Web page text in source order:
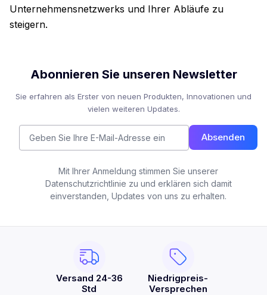
Unternehmensnetzwerks und Ihrer Abläufe zu
steigern.
Abonnieren Sie unseren Newsletter
Sie erfahren als Erster von neuen Produkten, Innovationen und
vielen weiteren Updates.
Absenden
Mit Ihrer Anmeldung stimmen Sie unserer
Datenschutzrichtlinie zu und erklären sich damit
einverstanden, Updates von uns zu erhalten.
Versand 24-36
Std
Niedrigpreis-
Versprechen